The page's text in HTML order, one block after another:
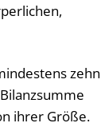
zehn
ihrer Größe.